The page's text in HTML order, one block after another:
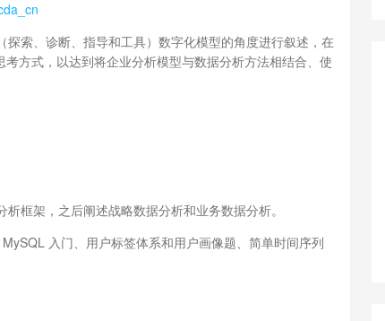
索、诊断、指导和工具）数字化模型的角度进行叙述，在
方式，以达到将企业分析模型与数据分析方法相结合、使
框架，之后阐述战略数据分析和业务数据分析。
入门、用户标签体系和用户画像题、简单时间序列